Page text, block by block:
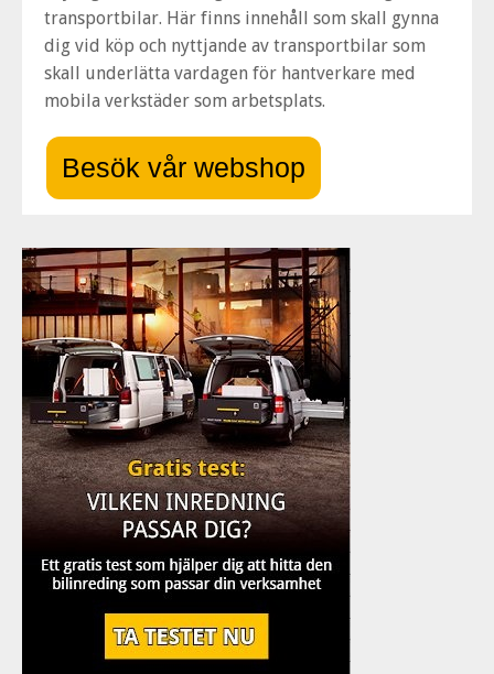
transportbilar. Här finns innehåll som skall gynna
dig vid köp och nyttjande av transportbilar som
skall underlätta vardagen för hantverkare med
mobila verkstäder som arbetsplats.
Besök vår webshop